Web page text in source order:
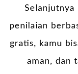
Selanjutnya
penilaian
gratis, kamu
aman, dan